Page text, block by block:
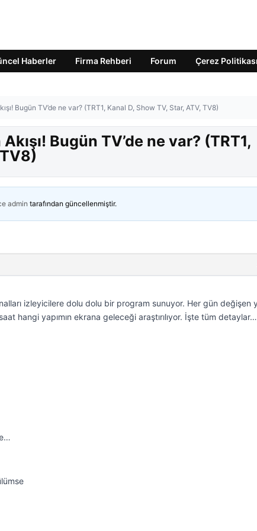
Haberler Firma Rehberi Forum Çerez Politikası
Bugün TV’de ne var? (TRT1, Kanal D, Show TV, Star, ATV, TV8)
Bugün TV’de ne var? (TRT1,
admin tarafından güncellenmiştir.
izleyicilere dolu dolu bir program sunuyor. Her gün değişen
hangi yapımın ekrana geleceği araştırılıyor. İşte tüm detaylar…